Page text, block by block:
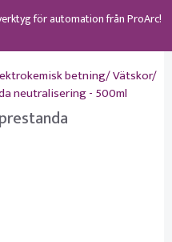
nuvarande kampanjer!
för automation från ProArc!
och längdsvets från ProArc!
Rogue ET 230iP AC/DC!
T 223 AC/DC från Kemppi!
från ESAB EPR-X1.1!
MinarcMig 220 Auto från Kemppi!
betning/Vätskor/
neutralisering - 500ml